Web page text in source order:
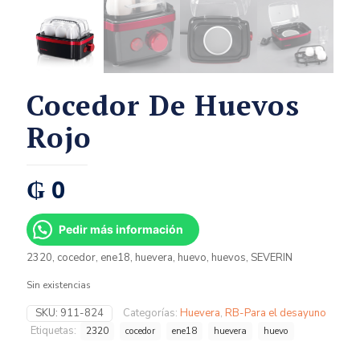
Cocedor De Huevos
Rojo
₲ 0
Pedir más información
2320, cocedor, ene18, huevera, huevo, huevos, SEVERIN
Sin existencias
SKU: 911-824 Categorías: Huevera, RB-Para el desayuno
Etiquetas:
2320 cocedor ene18 huevera
huevo